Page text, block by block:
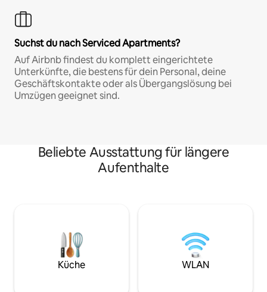
Suchst du nach Serviced Apartments?
Auf Airbnb findest du komplett eingerichtete
Unterkünfte, die bestens für dein Personal, deine
Geschäftskontakte oder als Übergangslösung bei
Umzügen geeignet sind.
Beliebte Ausstattung für längere
Aufenthalte
Küche WLAN